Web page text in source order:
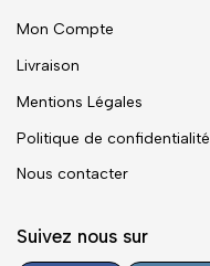
Mon Compte
Livraison
Mentions Légales
Politique de confidentialité
Nous contacter
Suivez nous sur